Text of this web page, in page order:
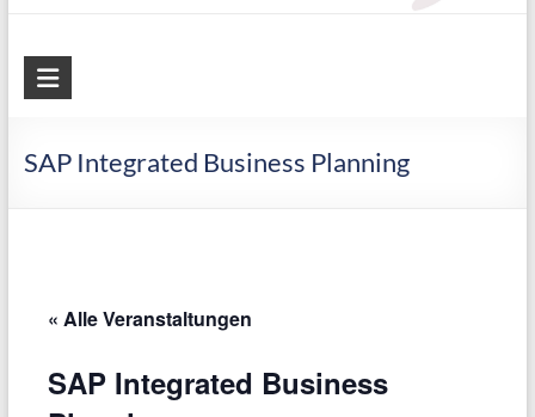
AWF
wirtschaftliche
SAP Integrated Business Planning
« Alle Veranstaltungen
SAP Integrated Business